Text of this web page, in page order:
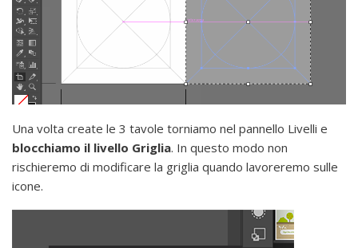
Una volta create le 3 tavole torniamo nel pannello Livelli e
blocchiamo il livello Griglia. In questo modo non
rischieremo di modificare la griglia quando lavoreremo sulle
icone.